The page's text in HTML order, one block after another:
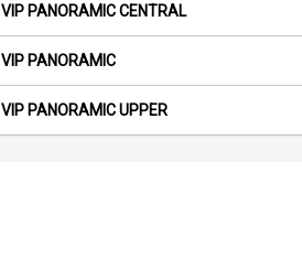
VIP PANORAMIC CENTRAL
VIP PANORAMIC
VIP PANORAMIC UPPER